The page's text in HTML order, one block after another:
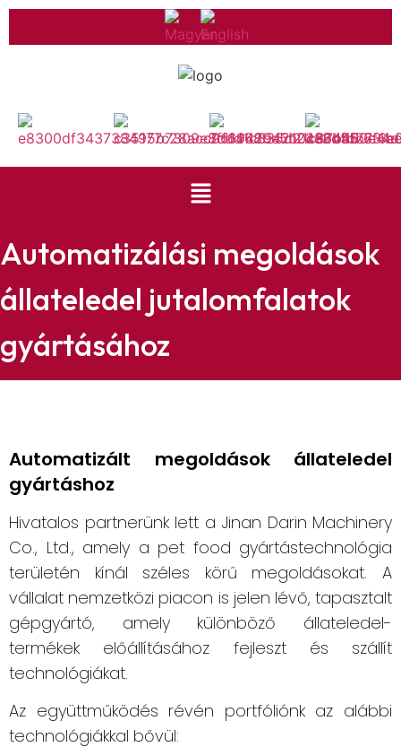
Automatizálási megoldások
állateledel jutalomfalatok
gyártásához
Automatizált megoldások állateledel
gyártáshoz
Hivatalos partnerünk lett a Jinan Darin Machinery
Co., Ltd., amely a pet food gyártástechnológia
területén kínál széles körű megoldásokat. A
vállalat nemzetközi piacon is jelen lévő, tapasztalt
gépgyártó, amely különböző állateledel-
termékek előállításához fejleszt és szállít
technológiákat.
Az együttműködés révén portfóliónk az alábbi
technológiákkal bővül: